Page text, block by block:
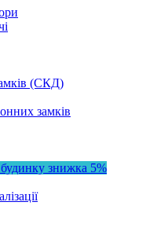
(СКД)
замків
знижка 5%